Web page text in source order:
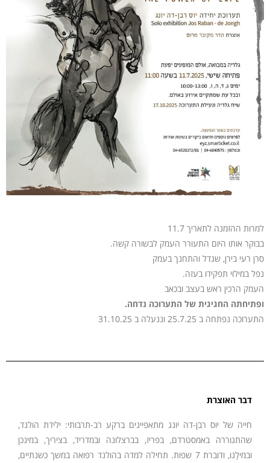
למרות ההזמנה לתאריך 11.7
בבוקר אותו היום התעורר העמק לבשורה קשה.
סרן רעי בירן, שגדל והתחנך בעמק
נפל במילוי תפקידו בעזה.
העמק הרכין ראש בעצב ובכאב
ופתיחתה החגיגית של התערוכה נדחה.
התערוכה נפתחה ב 25.7.25 וננעלה ב 31.10.25
דבר האוצרת
חייה של יוס רבן-דה יונג מתאפיינים ברקע רב-תרבותי: ילידת הולנד,
שהתגוררה באמסטרדם, בפריז, בברצלונה ובמדריד, בציריך, במינכן
ובמילָנו, ודוברת 7 שפות. תחילה למדה בהולנד רפואה במשך כשנתיים,